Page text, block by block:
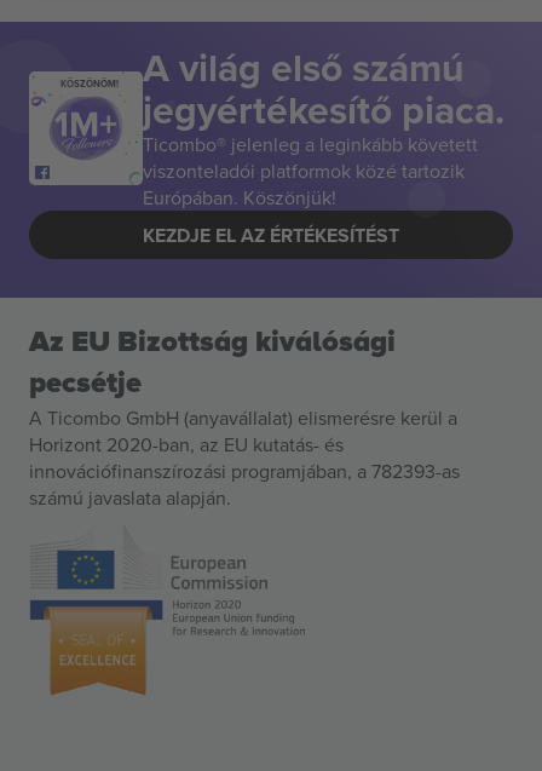
KÖSZÖNÖM! A világ első számú
jegyértékesítő piaca.
Ticombo® jelenleg a leginkább követett
viszonteladói platformok közé tartozik
Európában. Köszönjük!
KEZDJE EL AZ ÉRTÉKESÍTÉST
Az EU Bizottság kiválósági
pecsétje
A Ticombo GmbH (anyavállalat) elismerésre kerül a
Horizont 2020-ban, az EU kutatás- és
innovációfinanszírozási programjában, a 782393-as
számú javaslata alapján.